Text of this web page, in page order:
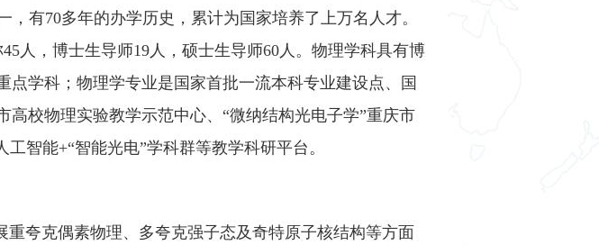
有70多年的办学历史， 累计为国家培养了上万名人才。
人，博士生导师19人，硕士生导师60人。 物理学科具有博
学科；物理学专业是国家首批一流本科专业建设点、国
校物理实验教学示范中心、“微纳结构光电子学”重庆市
智能+“智能光电”学科群等教学科研平台。
夸克偶素物理、多夸克强子态及奇特原子核结构等方面